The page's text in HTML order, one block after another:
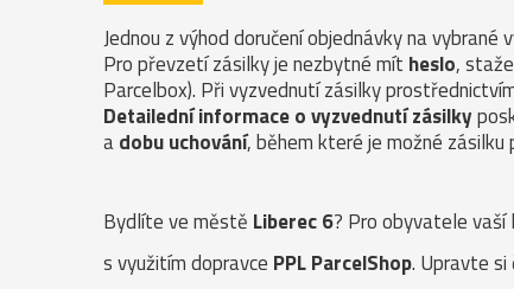
Jednou z výhod doručení objednávky na vybrané
Pro převzetí zásilky je nezbytné mít heslo,
Parcelbox). Při vyzvednutí zásilky
Detailední informace o vyzvednutí zásilky
adobu uchování, během které je možné zásilku
Bydlíte ve městě Liberec 6? Pro obyvatele
s využitím dopravce PPL ParcelShop. Upravte